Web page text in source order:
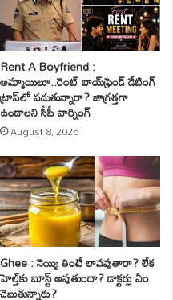
Rent A Boyfriend :
అమ్మాయిలూ..రెంట్ బాయ్‌ఫ్రెండ్ డేటింగ్
ట్రాప్‌లో పడుతున్నారా? జాగ్రత్తగా
ఉండాలని సీపీ వార్నింగ్
August 8, 2026
Ghee : నెయ్యి తింటే లావవుతారా? లేక
హెల్త్‌కు బూస్ట్ అవుతుందా? డాక్టర్లు ఏం
చెబుతున్నారు?